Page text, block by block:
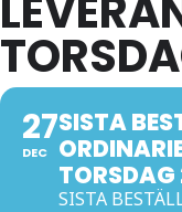
27
DEC
SISTA
TORSDAG
SISTA